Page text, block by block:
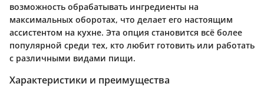
возможность обрабатывать ингредиенты на
максимальных оборотах, что делает его настоящим
ассистентом на кухне. Эта опция становится всё более
популярной среди тех, кто любит готовить или работать
с различными видами пищи.
Характеристики и преимущества